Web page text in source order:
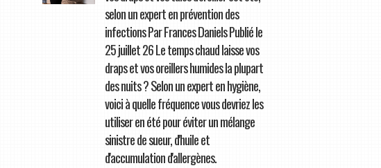
selon un expert en prévention des
infections Par Frances Daniels Publié le
25 juillet 26 Le temps chaud laisse vos
draps et vos oreillers humides la plupart
des nuits ? Selon un expert en hygiène,
voici à quelle fréquence vous devriez les
utiliser en été pour éviter un mélange
sinistre de sueur, d'huile et
d'accumulation d'allergènes.